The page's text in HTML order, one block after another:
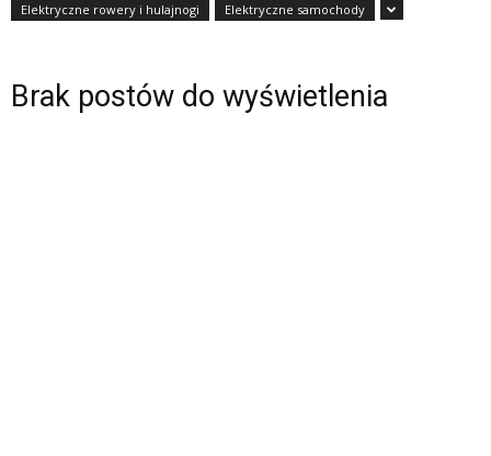
Elektryczne rowery i hulajnogi Elektryczne samochody
Brak postów do wyświetlenia